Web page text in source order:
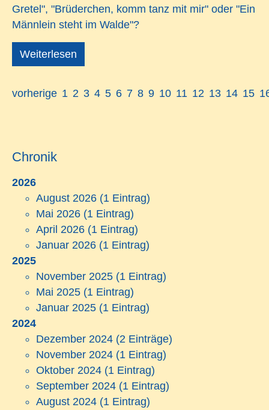
Gretel", "Brüderchen, komm tanz mit mir" oder "Ein
Männlein steht im Walde"?
Weiterlesen
vorherige 1 2 3 4 5 6 7 8 9 10 11 12 13 14 15
Chronik
2026
August 2026 (1 Eintrag)
Mai 2026 (1 Eintrag)
April 2026 (1 Eintrag)
Januar 2026 (1 Eintrag)
2025
November 2025 (1 Eintrag)
Mai 2025 (1 Eintrag)
Januar 2025 (1 Eintrag)
2024
Dezember 2024 (2 Einträge)
November 2024 (1 Eintrag)
Oktober 2024 (1 Eintrag)
September 2024 (1 Eintrag)
August 2024 (1 Eintrag)